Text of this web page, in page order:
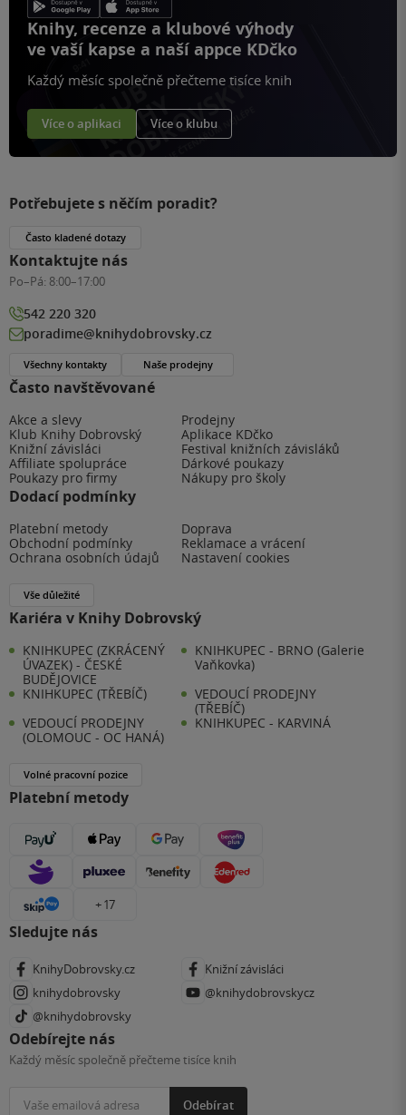
Knihy, recenze a klubové výhody
ve vaší kapse a naší appce KDčko
Každý měsíc společně přečteme tisíce knih
Více o aplikaci Více o klubu
Často navštěvované
Akce a slevy
Prodejny
Klub Knihy Dobrovský
Aplikace KDčko
Knižní závisláci
Festival knižních závisláků
Affiliate spolupráce
Dárkové poukazy
Poukazy pro firmy
Nákupy pro školy
Dodací podmínky
Platební metody
Doprava
Obchodní podmínky
Reklamace a vrácení
Ochrana osobních údajů
Nastavení cookies
Vše důležité
Kariéra v Knihy Dobrovský
KNIHKUPEC (ZKRÁCENÝ
ÚVAZEK) - ČESKÉ
BUDĚJOVICE
KNIHKUPEC - BRNO (Galerie
Vaňkovka)
KNIHKUPEC (TŘEBÍČ)
VEDOUCÍ PRODEJNY
(TŘEBÍČ)
VEDOUCÍ PRODEJNY
(OLOMOUC - OC HANÁ)
KNIHKUPEC - KARVINÁ
Volné pracovní pozice
Platební metody
+ 17
Sledujte nás
KnihyDobrovsky.cz
Knižní závisláci
knihydobrovsky
@knihydobrovskycz
@knihydobrovsky
Odebírejte nás
Každý měsíc společně přečteme tisíce knih
Odebírat
Potřebujete s něčím poradit?
Často kladené dotazy
Kontaktujte nás
Po–Pá: 8:00–17:00
542 220 320
poradime@knihydobrovsky.cz
Všechny kontakty Naše prodejny